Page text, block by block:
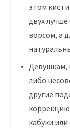
этом
двух
ворсом, а
Девушкам,
либо
другие
кабуки